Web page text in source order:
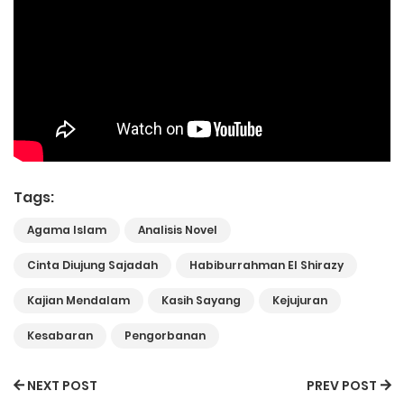
Tags:
Agama Islam Analisis Novel
Cinta Diujung Sajadah Habiburrahman El Shirazy
Kajian Mendalam Kasih Sayang Kejujuran
Kesabaran Pengorbanan
NEXT POST PREV POST